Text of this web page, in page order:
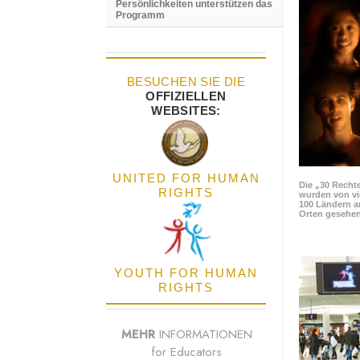
Die „30
wurden von
100 Ländern
Orten
Persönlichkeiten unterstützen das
Programm
BESUCHEN SIE DIE
OFFIZIELLEN
WEBSITES:
UNITED FOR HUMAN
RIGHTS
YOUTH FOR HUMAN
RIGHTS
MEHR INFORMATIONEN
for Educators